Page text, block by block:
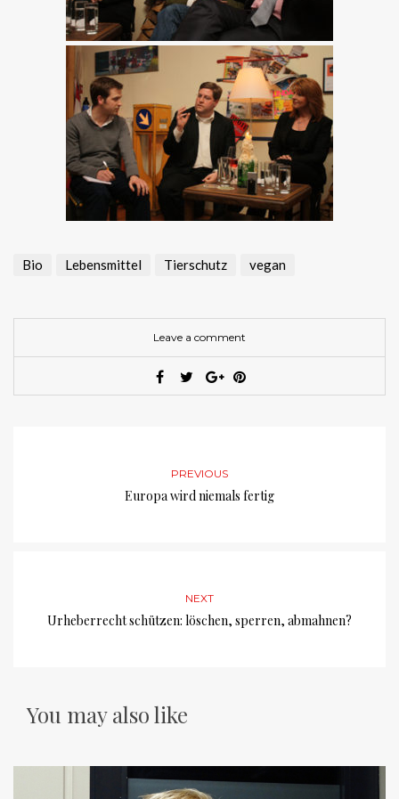
Bio Lebensmittel Tierschutz vegan
Leave a comment
PREVIOUS
Europa wird niemals fertig
NEXT
Urheberrecht schützen: löschen, sperren, abmahnen?
You may also like